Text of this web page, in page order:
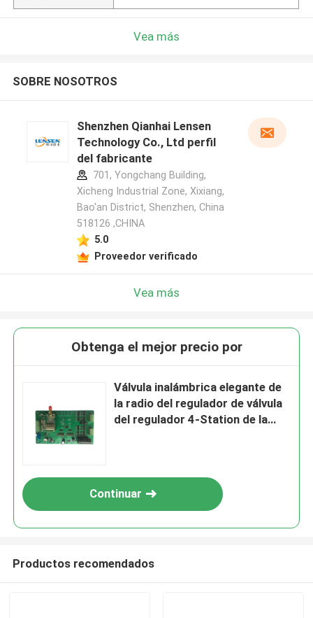
Vea más
SOBRE NOSOTROS
Shenzhen Qianhai Lensen
Technology Co., Ltd perfil
del fabricante
701, Yongchang Building,
Xicheng Industrial Zone, Xixiang,
Bao'an District, Shenzhen, China
518126 ,CHINA
5.0
Proveedor verificado
Vea más
Obtenga el mejor precio por
Válvula inalámbrica elegante de
la radio del regulador de válvula
del regulador 4-Station de la
Continuar
Productos recomendados